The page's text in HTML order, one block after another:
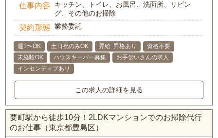
仕事内容
キッチン、トイレ、お風呂、洗面所、リビン
グ、その他のお掃除
契約形態 業務委託
週1〜OK 土日祝のみOK 昇給･昇格あり
資格不要
未経験OK
ハウスキーパー募集
お手伝いさんの求人
インセンティブあり
この求人の詳細を見る
要町駅から徒歩10分！2LDKマンションでのお掃除代行
のお仕事（東京都豊島区）